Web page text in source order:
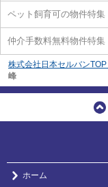
ペット飼育可の物件特集
仲介手数料無料物件特集
株式会社日本セルバンTOP
峰
ホーム